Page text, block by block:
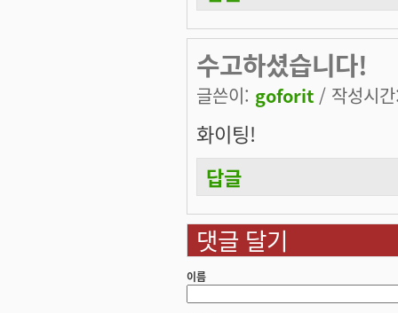
수고하셨습니다!
글쓴이: goforit / 작성시
화이팅!
답글
댓글 달기
이름